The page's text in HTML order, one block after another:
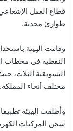
طوارئ محدثة.
وقامت الهيئة
النفطية في محطات
مختلف أنحاء المملكة.
وأطلقت الهيئة
شحن المركبات